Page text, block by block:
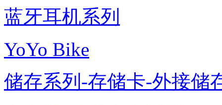
蓝牙耳机系列
YoYo Bike
储存系列-存储卡-外接储